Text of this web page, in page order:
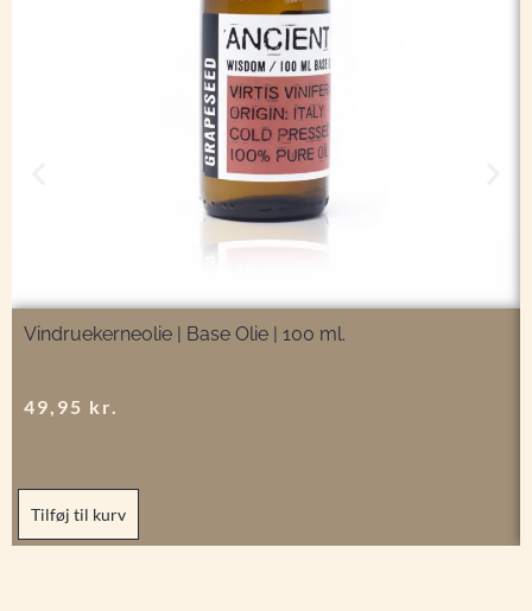
Vindruekerneolie | Base Olie | 100 ml.
49,95 kr.
Tilføj til kurv